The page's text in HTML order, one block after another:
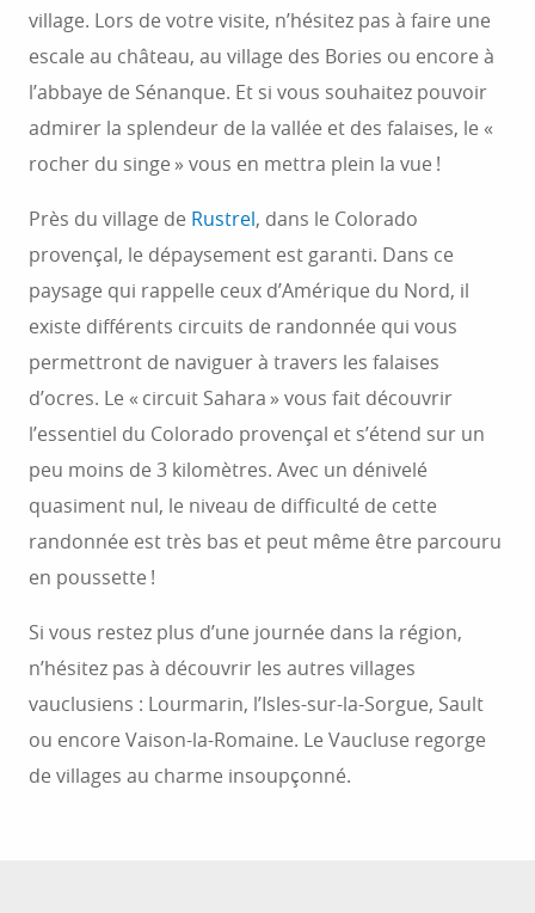
village. Lors de votre visite, n’hésitez pas à faire une
escale au château, au village des Bories ou encore à
l’abbaye de Sénanque. Et si vous souhaitez pouvoir
admirer la splendeur de la vallée et des falaises, le «
rocher du singe » vous en mettra plein la vue !
Près du village de Rustrel, dans le Colorado
provençal, le dépaysement est garanti. Dans ce
paysage qui rappelle ceux d’Amérique du Nord, il
existe différents circuits de randonnée qui vous
permettront de naviguer à travers les falaises
d’ocres. Le « circuit Sahara » vous fait découvrir
l’essentiel du Colorado provençal et s’étend sur un
peu moins de 3 kilomètres. Avec un dénivelé
quasiment nul, le niveau de difficulté de cette
randonnée est très bas et peut même être parcouru
en poussette !
Si vous restez plus d’une journée dans la région,
n’hésitez pas à découvrir les autres villages
vauclusiens : Lourmarin, l’Isles-sur-la-Sorgue, Sault
ou encore Vaison-la-Romaine. Le Vaucluse regorge
de villages au charme insoupçonné.